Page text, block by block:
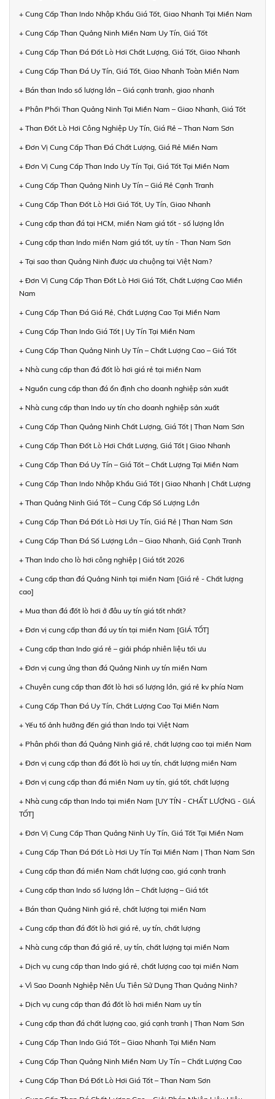
+ Cung Cấp Than Indo Nhập Khẩu Giá Tốt, Giao Nhanh Tại Miền Nam
+ Cung Cấp Than Quảng Ninh Miền Nam Uy Tín, Giá Tốt
+ Cung Cấp Than Đá Đốt Lò Hơi Chất Lượng, Giá Tốt, Giao Nhanh
+ Cung Cấp Than Đá Uy Tín, Giá Tốt, Giao Nhanh Toàn Miền Nam
+ Bán than Indo số lượng lớn – Giá cạnh tranh, giao nhanh
+ Phân Phối Than Quảng Ninh Tại Miền Nam – Giao Nhanh, Giá Tốt
+ Than Đốt Lò Hơi Công Nghiệp Uy Tín, Giá Rẻ – Than Nam Sơn
+ Đơn Vị Cung Cấp Than Đá Chất Lượng, Giá Rẻ Miền Nam
+ Đơn Vị Cung Cấp Than Indo Uy Tín Tại, Giá Tốt Tại Miền Nam
+ Cung Cấp Than Quảng Ninh Uy Tín – Giá Rẻ Cạnh Tranh
+ Cung Cấp Than Đốt Lò Hơi Giá Tốt, Uy Tín, Giao Nhanh
+ Cung cấp than đá tại HCM, miền Nam giá tốt - số lượng lớn
+ Cung cấp than Indo miền Nam giá tốt, uy tín - Than Nam Sơn
+ Tại sao than Quảng Ninh được ưa chuộng tại Việt Nam?
+ Đơn Vị Cung Cấp Than Đốt Lò Hơi Giá Tốt, Chất Lượng Cao Miền
Nam
+ Cung Cấp Than Đá Giá Rẻ, Chất Lượng Cao Tại Miền Nam
+ Cung Cấp Than Indo Giá Tốt | Uy Tín Tại Miền Nam
+ Cung Cấp Than Quảng Ninh Uy Tín – Chất Lượng Cao – Giá Tốt
+ Nhà cung cấp than đá đốt lò hơi giá rẻ tại miền Nam
+ Nguồn cung cấp than đá ổn định cho doanh nghiệp sản xuất
+ Nhà cung cấp than Indo uy tín cho doanh nghiệp sản xuất
+ Cung Cấp Than Quảng Ninh Chất Lượng, Giá Tốt | Than Nam Sơn
+ Cung Cấp Than Đốt Lò Hơi Chất Lượng, Giá Tốt | Giao Nhanh
+ Cung Cấp Than Đá Uy Tín – Giá Tốt – Chất Lượng Tại Miền Nam
+ Cung Cấp Than Indo Nhập Khẩu Giá Tốt | Giao Nhanh | Chất Lượng
+ Than Quảng Ninh Giá Tốt – Cung Cấp Số Lượng Lớn
+ Cung Cấp Than Đá Đốt Lò Hơi Uy Tín, Giá Rẻ | Than Nam Sơn
+ Cung Cấp Than Đá Số Lượng Lớn – Giao Nhanh, Giá Cạnh Tranh
+ Than Indo cho lò hơi công nghiệp | Giá tốt 2026
+ Cung cấp than đá Quảng Ninh tại miền Nam [Giá rẻ - Chất lượng
cao]
+ Mua than đá đốt lò hơi ở đâu uy tín giá tốt nhất?
+ Đơn vị cung cấp than đá uy tín tại miền Nam [GIÁ TỐT]
+ Cung cấp than Indo giá rẻ – giải pháp nhiên liệu tối ưu
+ Đơn vị cung ứng than đá Quảng Ninh uy tín miền Nam
+ Chuyên cung cấp than đốt lò hơi số lượng lớn, giá rẻ kv phía Nam
+ Cung Cấp Than Đá Uy Tín, Chất Lượng Cao Tại Miền Nam
+ Yếu tố ảnh hưởng đến giá than Indo tại Việt Nam
+ Phân phối than đá Quảng Ninh giá rẻ, chất lượng cao tại miền Nam
+ Đơn vị cung cấp than đá đốt lò hơi uy tín, chất lượng miền Nam
+ Đơn vị cung cấp than đá miền Nam uy tín, giá tốt, chất lượng
+ Nhà cung cấp than Indo tại miền Nam [UY TÍN - CHẤT LƯỢNG - GIÁ
TỐT]
+ Đơn Vị Cung Cấp Than Quảng Ninh Uy Tín, Giá Tốt Tại Miền Nam
+ Cung Cấp Than Đá Đốt Lò Hơi Uy Tín Tại Miền Nam | Than Nam Sơn
+ Cung cấp than đá miền Nam chất lượng cao, giá cạnh tranh
+ Cung cấp than Indo số lượng lớn – Chất lượng – Giá tốt
+ Bán than Quảng Ninh giá rẻ, chất lượng tại miền Nam
+ Cung cấp than đá đốt lò hơi giá rẻ, uy tín, chất lượng
+ Nhà cung cấp than đá giá rẻ, uy tín, chất lượng tại miền Nam
+ Dịch vụ cung cấp than Indo giá rẻ, chất lượng cao tại miền Nam
+ Vì Sao Doanh Nghiệp Nên Ưu Tiên Sử Dụng Than Quảng Ninh?
+ Dịch vụ cung cấp than đá đốt lò hơi miền Nam uy tín
+ Cung cấp than đá chất lượng cao, giá cạnh tranh | Than Nam Sơn
+ Cung Cấp Than Indo Giá Tốt – Giao Nhanh Tại Miền Nam
+ Cung Cấp Than Quảng Ninh Miền Nam Uy Tín – Chất Lượng Cao
+ Cung Cấp Than Đá Đốt Lò Hơi Giá Tốt – Than Nam Sơn